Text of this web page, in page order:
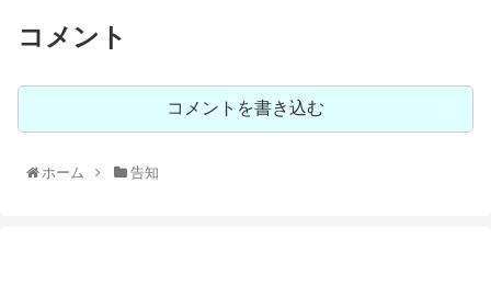
コメント
コメントを書き込む
ホーム 告知